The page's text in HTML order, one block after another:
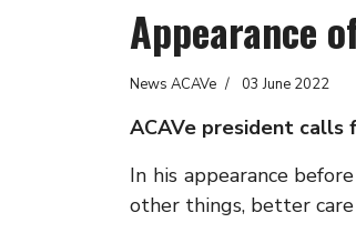
Appearance
News ACAVe 03 June 2022
ACAVe president
In his appearance
other things, better